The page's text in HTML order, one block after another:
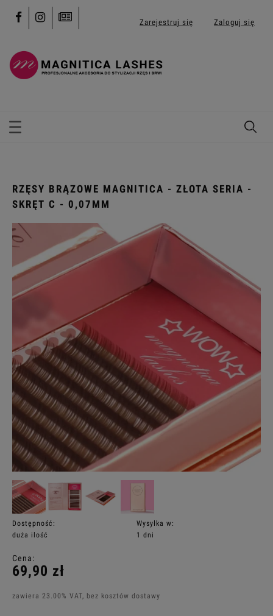
Zarejestruj się Zaloguj się
RZĘSY BRĄZOWE MAGNITICA - ZŁOTA SERIA -
SKRĘT C - 0,07MM
Dostępność:
duża ilość
Wysyłka w:
1 dni
Cena:
69,90 zł
zawiera 23.00% VAT, bez kosztów dostawy